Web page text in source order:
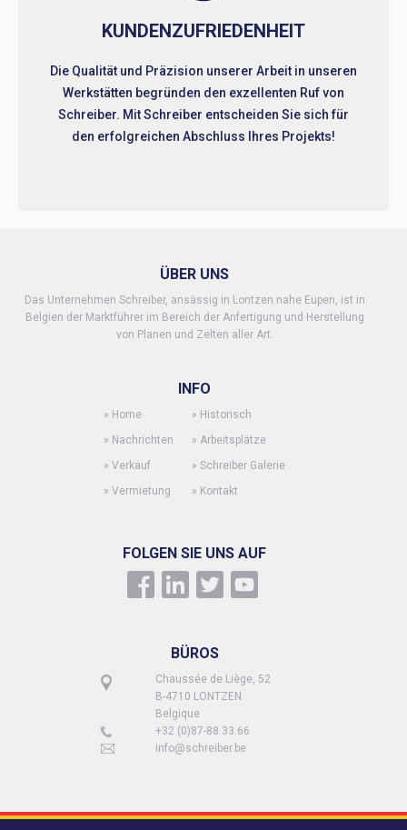
KUNDENZUFRIEDENHEIT
Die Qualität und Präzision unserer Arbeit in unseren
Werkstätten begründen den exzellenten Ruf von
Schreiber. Mit Schreiber entscheiden Sie sich für
den erfolgreichen Abschluss Ihres Projekts!
ÜBER UNS
Das Unternehmen Schreiber, ansässig in Lontzen nahe Eupen, ist in
Belgien der Marktführer im Bereich der Anfertigung und Herstellung
von Planen und Zelten aller Art.
INFO
» Home
» Nachrichten
» Verkauf
» Vermietung
» Historisch
» Arbeitsplätze
» Schreiber Galerie
» Kontakt
FOLGEN SIE UNS AUF
BÜROS
Chaussée de Liège, 52
B-4710 LONTZEN
Belgique
+32 (0)87-88.33.66
info@schreiber.be